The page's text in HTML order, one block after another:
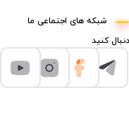
شبکه های اجتماعی ما
کنید